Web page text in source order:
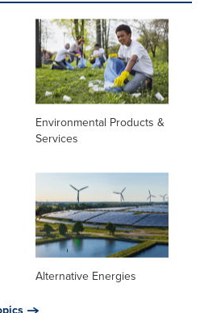
Environmental Products &
Services
Alternative Energies